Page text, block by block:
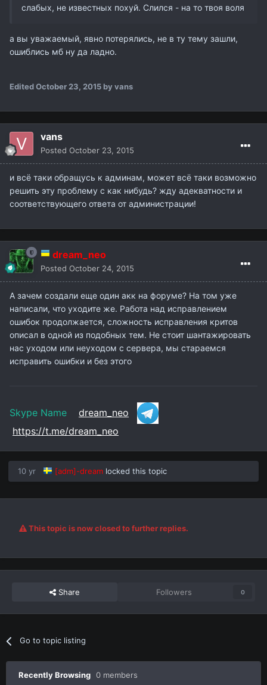
слабых, не известных похуй. Слился - на то твоя воля
а вы уважаемый, явно потерялись, не в ту тему зашли,
ошиблись мб ну да ладно.
EditedOctober 23, 2015 by vans
vans
Posted October 23, 2015
и всё таки обращусь к админам, может всё таки возможно
решить эту проблему с как нибудь? жду адекватности и
соответствующего ответа от администрации!
dream_neo
Posted October 24, 2015
А зачем создали еще один акк на форуме? На том уже
написали, что уходите же. Работа над исправлением
ошибок продолжается, сложность исправления критов
описал в одной из подобных тем. Не стоит шантажировать
нас уходом или неуходом с сервера, мы стараемся
исправить ошибки и без этого
Skype Name dream_neo
https://t.me/dream_neo
10 yr [adm]-dream locked this topic
This topic is now closed to further replies.
Share Followers 0
Go to topic listing
Recently Browsing 0 members